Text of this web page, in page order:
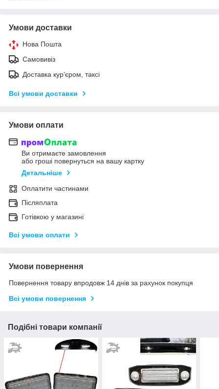
Умови доставки
Нова Пошта
Самовивіз
Доставка кур'єром, таксі
Всі умови доставки
Умови оплати
Ви отримаєте замовлення
або гроші повернуться на вашу картку
Детальніше
Оплатити частинами
Післяплата
Готівкою у магазині
Всі умови оплати
Умови повернення
Повернення товару впродовж 14 днів за рахунок покупця
Всі умови повернення
Подібні товари компанії